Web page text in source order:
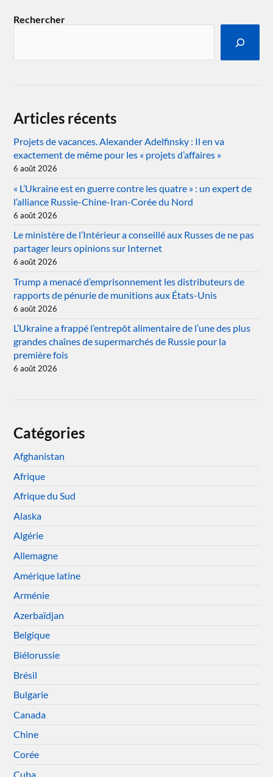
Rechercher
Articles récents
Projets de vacances. Alexander Adelfinsky : Il en va
exactement de même pour les « projets d’affaires »
6 août 2026
« L’Ukraine est en guerre contre les quatre » : un expert de
l’alliance Russie-Chine-Iran-Corée du Nord
6 août 2026
Le ministère de l’Intérieur a conseillé aux Russes de ne pas
partager leurs opinions sur Internet
6 août 2026
Trump a menacé d’emprisonnement les distributeurs de
rapports de pénurie de munitions aux États-Unis
6 août 2026
L’Ukraine a frappé l’entrepôt alimentaire de l’une des plus
grandes chaînes de supermarchés de Russie pour la
première fois
6 août 2026
Catégories
Afghanistan
Afrique
Afrique du Sud
Alaska
Algérie
Allemagne
Amérique latine
Arménie
Azerbaïdjan
Belgique
Biélorussie
Brésil
Bulgarie
Canada
Chine
Corée
Cuba